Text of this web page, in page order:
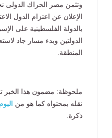
وتثمن مصر الحراك الدولى
الإعلان عن اعتزام الدول
بالدولة الفلسطينية على
الدولتين وبدء مسار جاد
المنطقة.
ملحوظة: مضمون هذا الخبر
نقله بمحتواه كما هو من
ذكرة.